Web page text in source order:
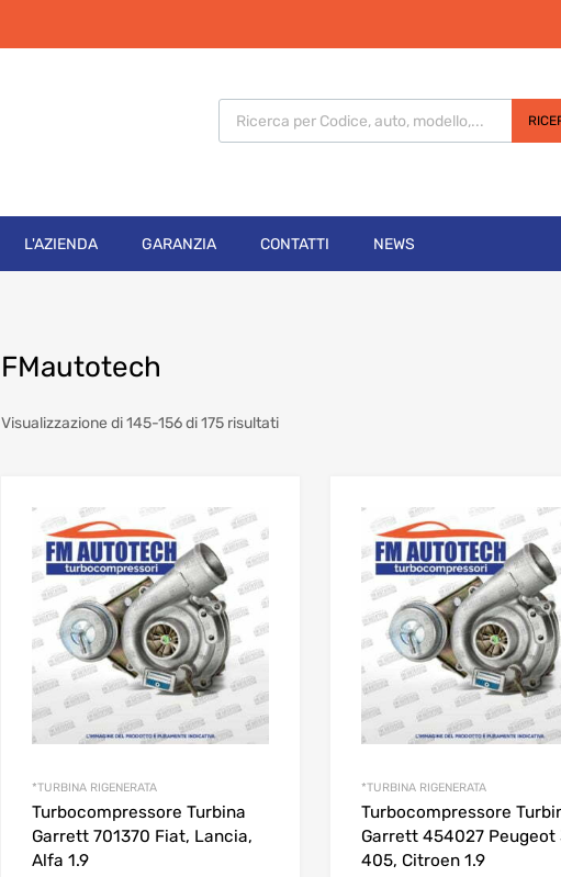
Products search
L'AZIENDA GARANZIA CONTATTI NEWS
FMautotech
Visualizzazione di 145-156 di 175 risultatiSorted
*TURBINA RIGENERATA
Turbocompressore Turbina
Garrett 701370 Fiat, Lancia,
Alfa 1.9
*TURBINA RIGENERATA
Turbocompressore
Garrett 454027 Peugeot
405, Citroen 1.9